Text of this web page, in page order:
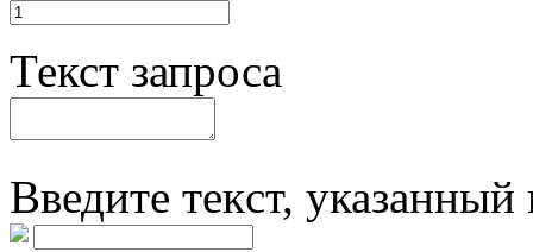
Текст запроса
Введите текcт, указанный